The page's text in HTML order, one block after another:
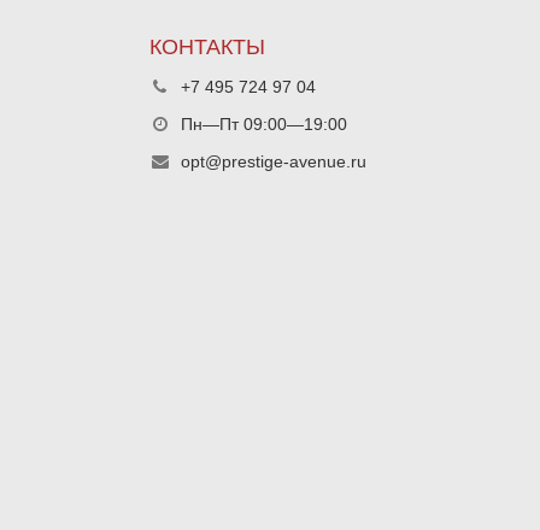
КОНТАКТЫ
+7 495 724 97 04
Пн—Пт 09:00—19:00
opt@prestige-avenue.ru